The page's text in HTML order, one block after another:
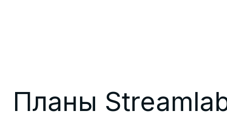
Планы